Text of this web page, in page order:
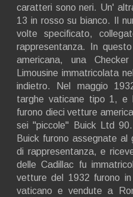
caratteri sono neri. Un'
13 in rosso su bianco. Il
volte specificato,
rappresentanza. In
americana, una
Limousine immatricolata
indietro. Nel maggio
targhe vaticane tipo 1, e
furono dieci vetture
sei "piccole" Buick Ltd
Buick furono assegnate
di rappresentanza, e
delle Cadillac fu
vetture del 1932 furono
vaticano e vendute a